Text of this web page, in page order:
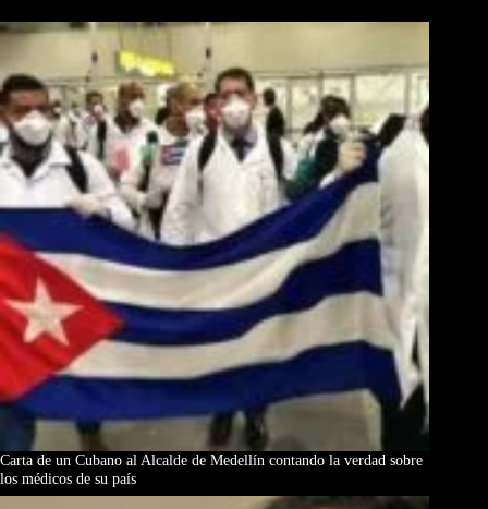
Carta de un Cubano al Alcalde de Medellín contando la verdad sobre
los médicos de su país